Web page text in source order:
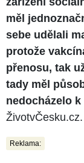
měl
sebe udělali
protože
přenosu, tak
tady měl
nedocházelo
ŽivotvČesku.cz.
Reklama: